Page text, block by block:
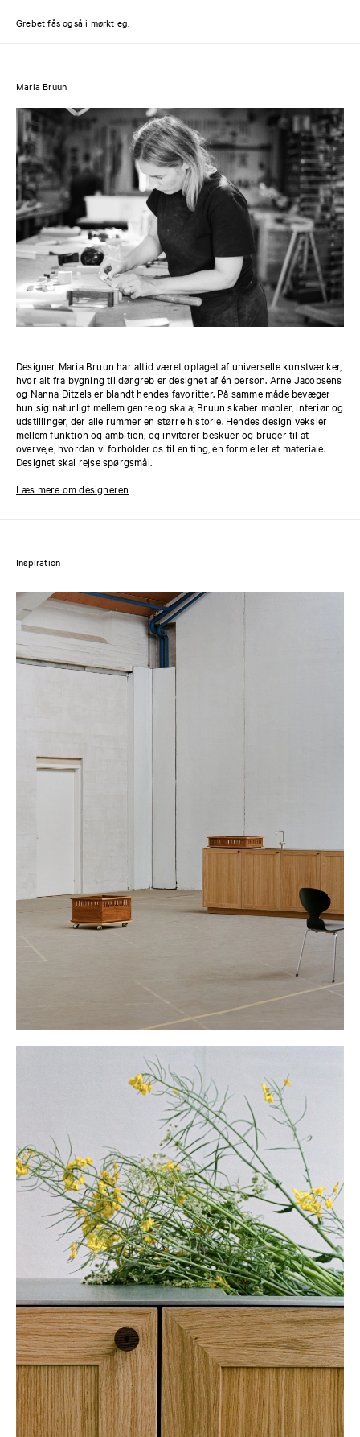
Grebet fås også i mørkt eg.
Maria Bruun
Designer Maria Bruun har altid været optaget af universelle kunstværker,
hvor alt fra bygning til dørgreb er designet af én person. Arne Jacobsens
og Nanna Ditzels er blandt hendes favoritter. På samme måde bevæger
hun sig naturligt mellem genre og skala; Bruun skaber møbler, interiør og
udstillinger, der alle rummer en større historie. Hendes design veksler
mellem funktion og ambition, og inviterer beskuer og bruger til at
overveje, hvordan vi forholder os til en ting, en form eller et materiale.
Designet skal rejse spørgsmål.
Læs mere om designeren
Inspiration